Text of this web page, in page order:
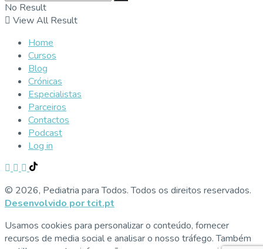
No Result
View All Result
Home
Cursos
Blog
Crónicas
Especialistas
Parceiros
Contactos
Podcast
Log in
© 2026, Pediatria para Todos. Todos os direitos reservados.
Desenvolvido por tcit.pt
Usamos cookies para personalizar o conteúdo, fornecer
recursos de media social e analisar o nosso tráfego. Também